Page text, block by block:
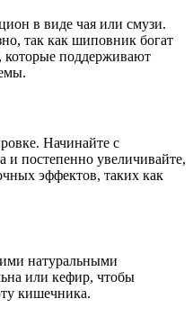
в виде чая или смузи.
так как шиповник богат
которые поддерживают
Начинайте с
постепенно увеличивайте,
эффектов, таких как
натуральными
или кефир, чтобы
кишечника.